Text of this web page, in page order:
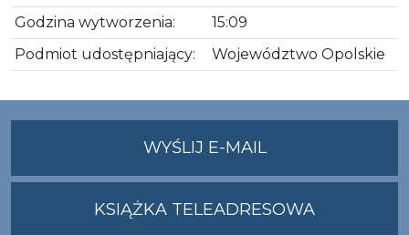
Godzina wytworzenia:
15:09
Podmiot udostępniający:
Województwo Opolskie
WYŚLIJ E-MAILNA
ADRES
KSIĄŻKA TELEADRESOWA